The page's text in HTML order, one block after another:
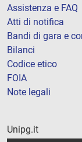
Assistenza e FAQ
Atti di notifica
Bandi di gara e
Bilanci
Codice etico
FOIA
Note legali
Unipg.it